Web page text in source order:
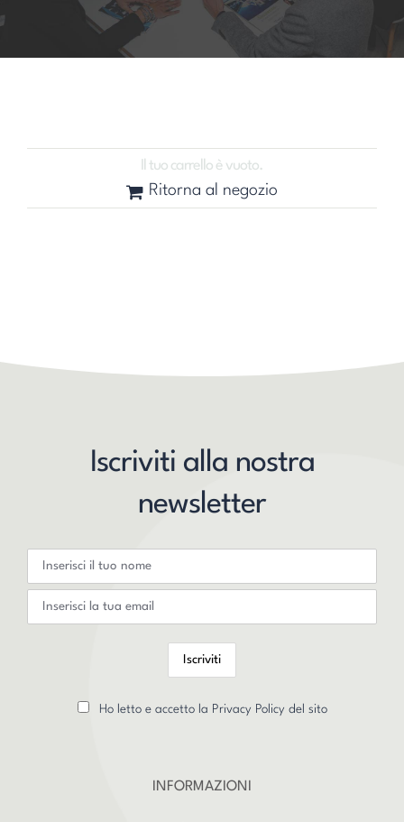
Il tuo carrello è vuoto.
Ritorna al negozio
Iscriviti alla nostra
newsletter
Ho letto e accetto la Privacy Policy del sito
INFORMAZIONI